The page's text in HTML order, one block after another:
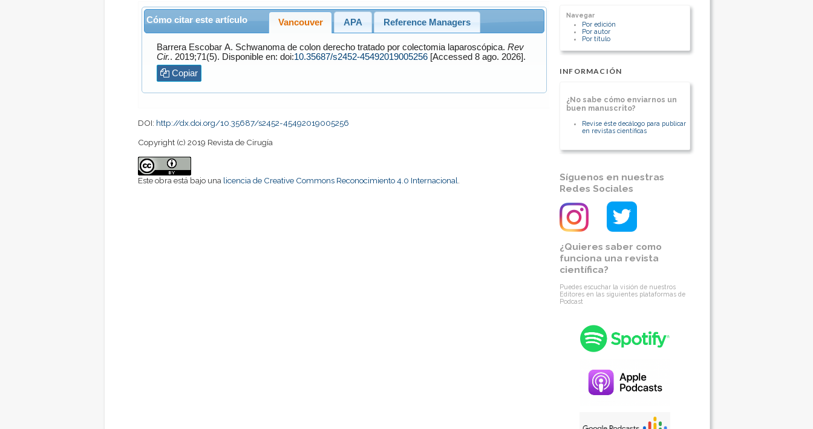
Jefe cirugia colorrectal
Profesor asociado de cirugia
Navegar
Por edición
Por autor
Por título
INFORMACIÓN
¿No sabe cómo enviarnos un
buen manuscrito?
Revise éste decálogo para publicar
en revistas científicas
Síguenos en nuestras
Redes Sociales
¿Quieres saber como
funciona una revista
científica?
Puedes escuchar la visión de nuestros
Editores en las siguientes plataformas de
Podcast
Cómo citar este artículo Vancouver APA Reference Managers
Barrera Escobar A. Schwanoma de colon derecho tratado por colectomia laparoscópica. Rev
Cir.
. 2019;71(5). Disponible en: doi:10.35687/s2452-45492019005256
[Accessed 8 ago. 2026].
Copiar
DOI: http://dx.doi.org/10.35687/s2452-45492019005256
Copyright (c) 2019 Revista de Cirugía
Este obra está bajo una licencia de Creative Commons Reconocimiento 4.0 Internacional